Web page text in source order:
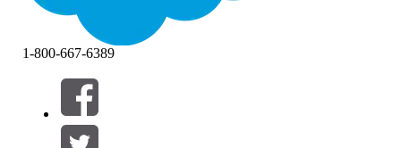
Filter (0)
VÄLJ FILTER
1-800-667-6389